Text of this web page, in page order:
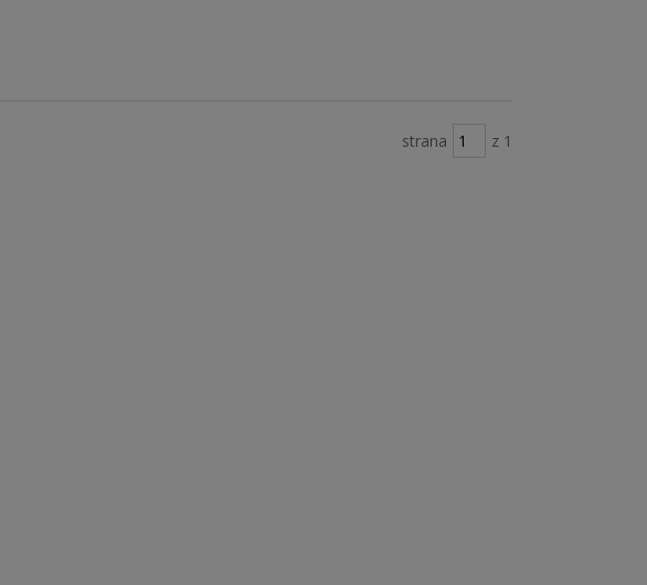
strana z 1